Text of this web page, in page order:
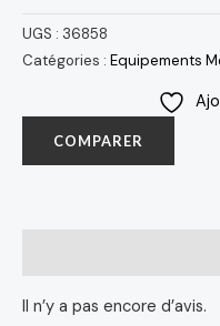
UGS : 36858
Catégories : Equipements
COMPARER
Il n’y a pas encore d’avis.